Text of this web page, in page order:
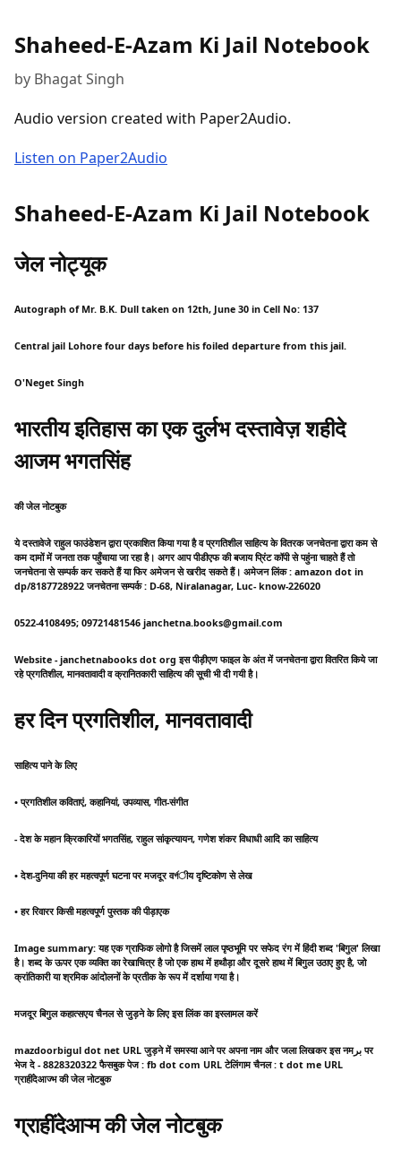
Shaheed-E-Azam Ki Jail Notebook
by Bhagat Singh
Audio version created with Paper2Audio.
Listen on Paper2Audio
Shaheed-E-Azam Ki Jail Notebook
जेल नोट्यूक
Autograph of Mr. B.K. Dull taken on 12th, June 30 in Cell No: 137
Central jail Lohore four days before his foiled departure from this jail.
O'Neget Singh
भारतीय इतिहास का एक दुर्लभ दस्तावेज़ शहीदे
आजम भगतसिंह
की जेल नोटबुक
ये दस्तावेजे राहुल फाउंडेशन द्वारा प्रकाशित किया गया है व प्रगतिशील साहित्य के वितरक जनचेतना द्वारा कम से
कम दामों में जनता तक पहुँचाया जा रहा है। अगर आप पीडीएफ की बजाय प्रिंट कॉपी से पहुंना चाहते हैं तो
जनचेतना से सम्पर्क कर सकते हैं या फिर अमेजन से खरीद सकते हैं। अमेजन लिंक : amazon dot in
dp/8187728922 जनचेतना सम्पर्क : D-68, Niralanagar, Luc- know-226020
0522-4108495; 09721481546 janchetna.books@gmail.com
Website - janchetnabooks dot org इस पीड़ीएण फाइल के अंत में जनचेतना द्वारा वितरित किये जा
रहे प्रगतिशील, मानवतावादी व क्रानितकारी साहित्य की सूची भी दी गयी है।
हर दिन प्रगतिशील, मानवतावादी
साहित्य पाने के लिए
• प्रगतिशील कविताएं, कहानियां, उपव्यास, गीत-संगीत
- देश के महान क्रिकारियों भगतसिंह, राहुल सांकृत्यायन, गणेश शंकर विधाधी आदि का साहित्य
• देश-दुनिया की हर महत्वपूर्ण घटना पर मजदूर वর্গीय दृष्टिकोण से लेख
• हर रिवारर किसी महत्वपूर्ण पुस्तक की पीड़ाएक
Image summary: यह एक ग्राफिक लोगो है जिसमें लाल पृष्ठभूमि पर सफेद रंग में हिंदी शब्द 'बिगुल' लिखा
है। शब्द के ऊपर एक व्यक्ति का रेखाचित्र है जो एक हाथ में हथौड़ा और दूसरे हाथ में बिगुल उठाए हुए है, जो
क्रांतिकारी या श्रमिक आंदोलनों के प्रतीक के रूप में दर्शाया गया है।
मजदूर बिगुल कहात्सएय चैनल से जुड़ने के लिए इस लिंक का इस्लामल करें
mazdoorbigul dot net URL जुड़ने में समस्या आने पर अपना नाम और जला लिखकर इस नमبر पर
भेज दे - 8828320322 फैसबुक पेज : fb dot com URL टेलिंगाम चैनल : t dot me URL
ग्राहींदेआज्भ की जेल नोटबुक
ग्राहींदेआऱ्म की जेल नोटबुक